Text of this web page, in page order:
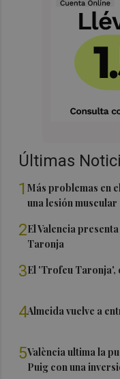
Últimas
1Más problemas en
una lesión muscular
2El Valencia
Taronja
3El 'Trofeu Taronja',
4Almeida vuelve a
5València ultima la
Puig con una